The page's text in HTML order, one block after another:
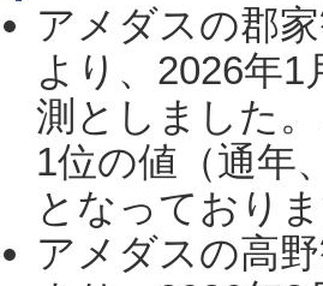
アメダスの郡
より、2026年
測としました
1位の値（通年
となっており
アメダスの高